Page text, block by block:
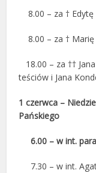
8.00 – za † Edytę
8.00 – za † Marię
18.00 – za ††
teściów i Jana
1 czerwca –
Pańskiego
6.00 – w int.
7.30 – w int.